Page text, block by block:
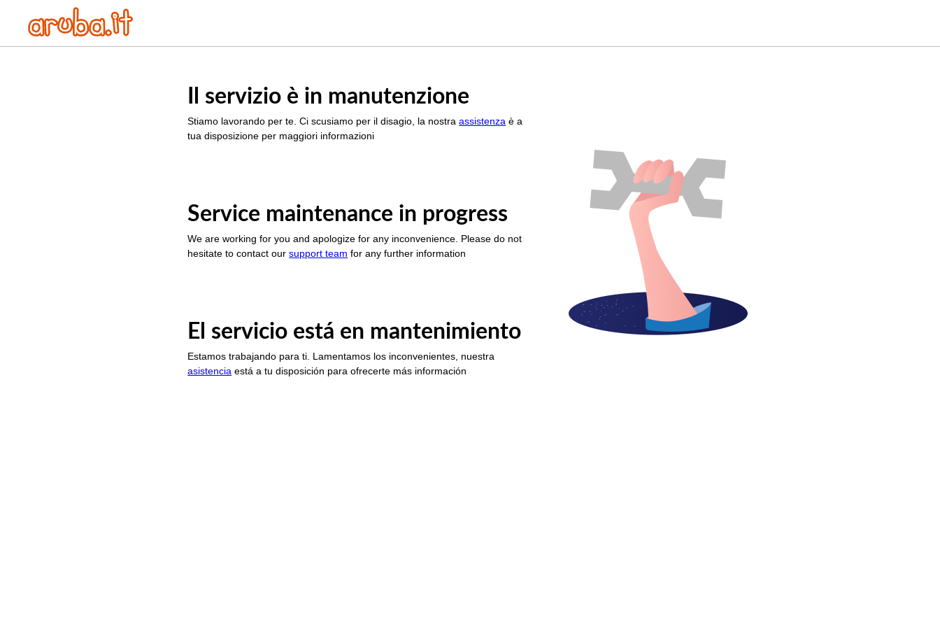
Il servizio è in manutenzione
Stiamo lavorando per te. Ci scusiamo per il disagio, la nostraassistenza è a
tua disposizione per maggiori informazioni
Service maintenance in progress
We are working for you and apologize for any inconvenience. Please do not
hesitate to contact oursupport team for any further information
El servicio está en mantenimiento
Estamos trabajando para ti. Lamentamos los inconvenientes, nuestra
asistencia está a tu disposición para ofrecerte más información